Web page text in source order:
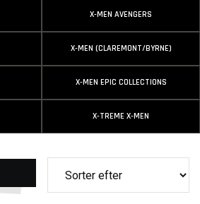
X-MEN AVENGERS
X-MEN (CLAREMONT/BYRNE)
X-MEN EPIC COLLECTIONS
X-TREME X-MEN